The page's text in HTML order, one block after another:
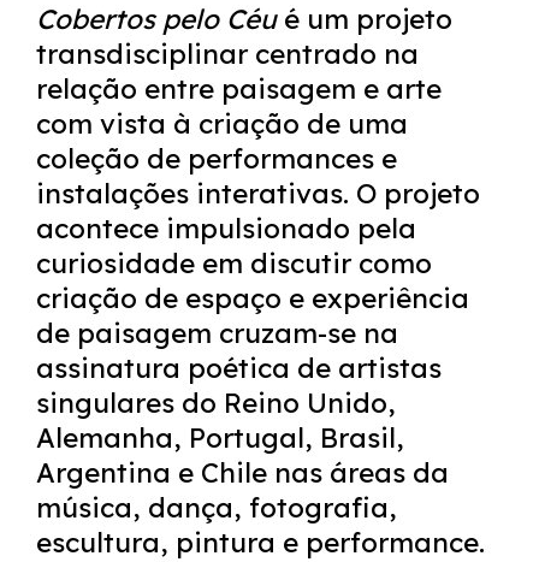
Cobertos pelo Céué um projeto
transdisciplinar centrado na
relação entre paisagem e arte
com vista à criação de uma
coleção de performances e
instalações interativas. O projeto
acontece impulsionado pela
curiosidade em discutir como
criação de espaço e experiência
de paisagem cruzam-se na
assinatura poética de artistas
singulares do Reino Unido,
Alemanha, Portugal, Brasil,
Argentina e Chile nas áreas da
música, dança, fotografia,
escultura, pintura e performance.